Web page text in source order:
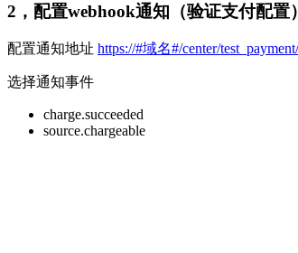
2，配置webhook通知（验证支付配置）
配置通知地址 https://#域名#/center/
选择通知事件
charge.succeeded
source.chargeable